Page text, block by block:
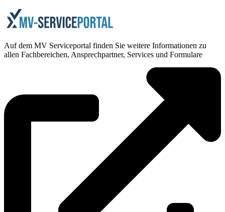
Auf dem MV Serviceportal finden Sie weitere Informationen zu
allen Fachbereichen, Ansprechpartner, Services und Formulare